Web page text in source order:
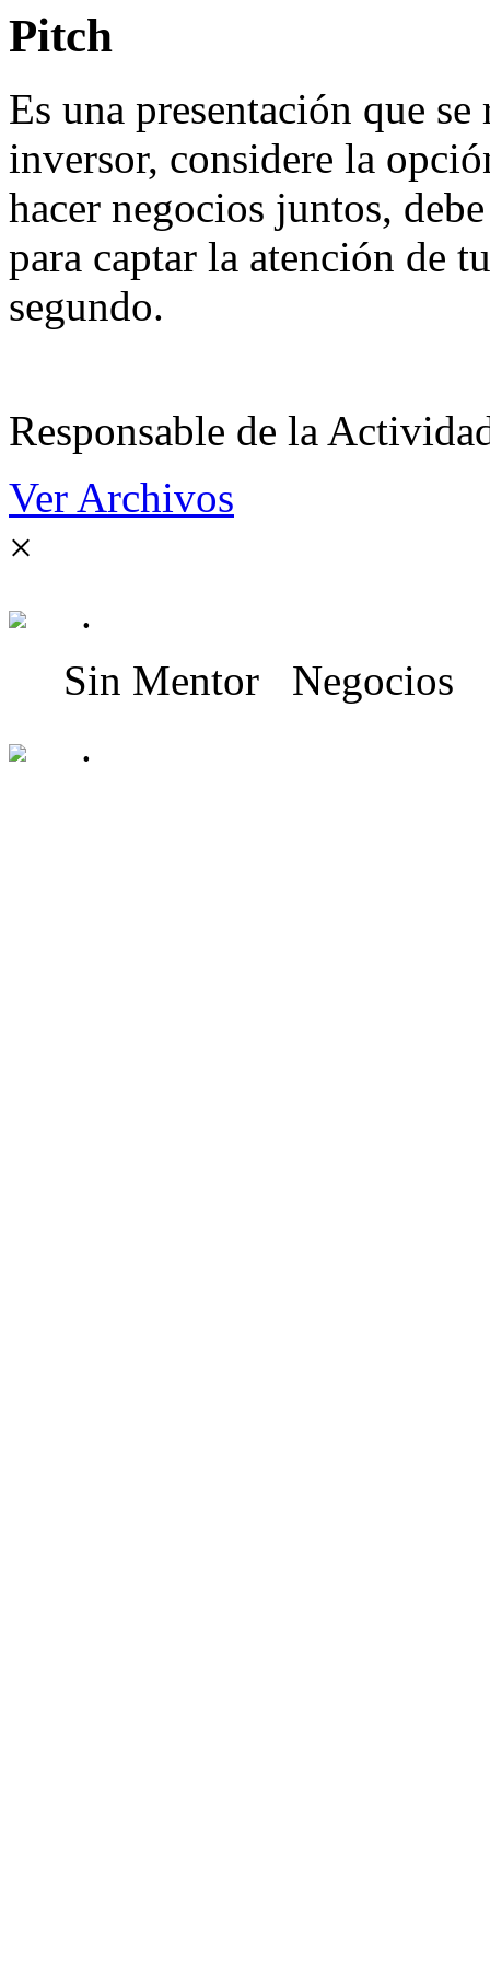
Pitch
Es una presentación que
inversor, considere la
hacer negocios juntos,
para captar la atención de
segundo.
Responsable de la
Ver Archivos
×
.
Sin Mentor Negocios
.